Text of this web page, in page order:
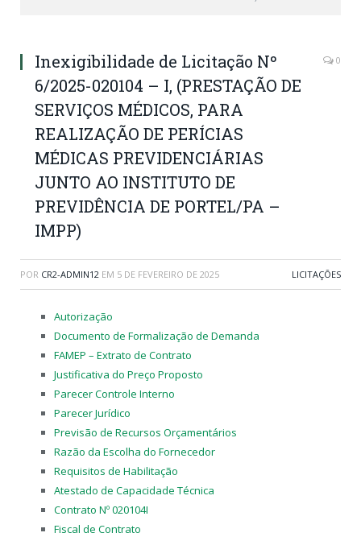
Inexigibilidade de Licitação Nº
6/2025-020104 – I, (PRESTAÇÃO DE
SERVIÇOS MÉDICOS, PARA
REALIZAÇÃO DE PERÍCIAS
MÉDICAS PREVIDENCIÁRIAS
JUNTO AO INSTITUTO DE
PREVIDÊNCIA DE PORTEL/PA –
IMPP)
0
POR CR2-ADMIN12 EM 5 DE FEVEREIRO DE 2025 LICITAÇÕES
Autorização
Documento de Formalização de Demanda
FAMEP – Extrato de Contrato
Justificativa do Preço Proposto
Parecer Controle Interno
Parecer Jurídico
Previsão de Recursos Orçamentários
Razão da Escolha do Fornecedor
Requisitos de Habilitação
Atestado de Capacidade Técnica
Contrato Nº 020104I
Fiscal de Contrato